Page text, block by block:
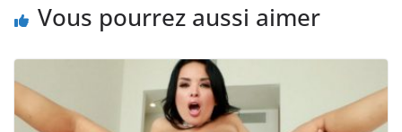
Vous pourrez aussi aimer